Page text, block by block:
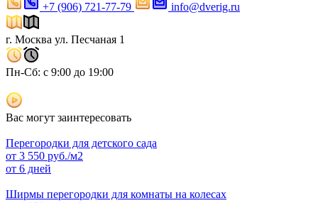
+7 (906) 721-77-79 info@dverig.ru
г. Москва ул. Песчаная 1
Пн-Сб: с 9:00 до 19:00
Вас могут заинтересовать
Перегородки для детского сада
от 3 550 руб./м2
от 6 дней
Ширмы перегородки для комнаты на колесах